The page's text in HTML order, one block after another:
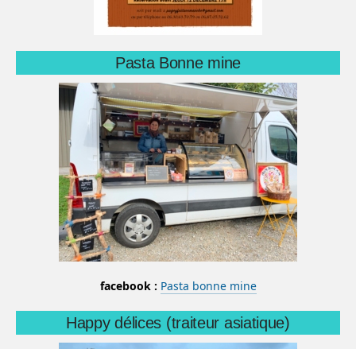
Pasta Bonne mine
facebook : Pasta bonne mine
Happy délices (traiteur asiatique)